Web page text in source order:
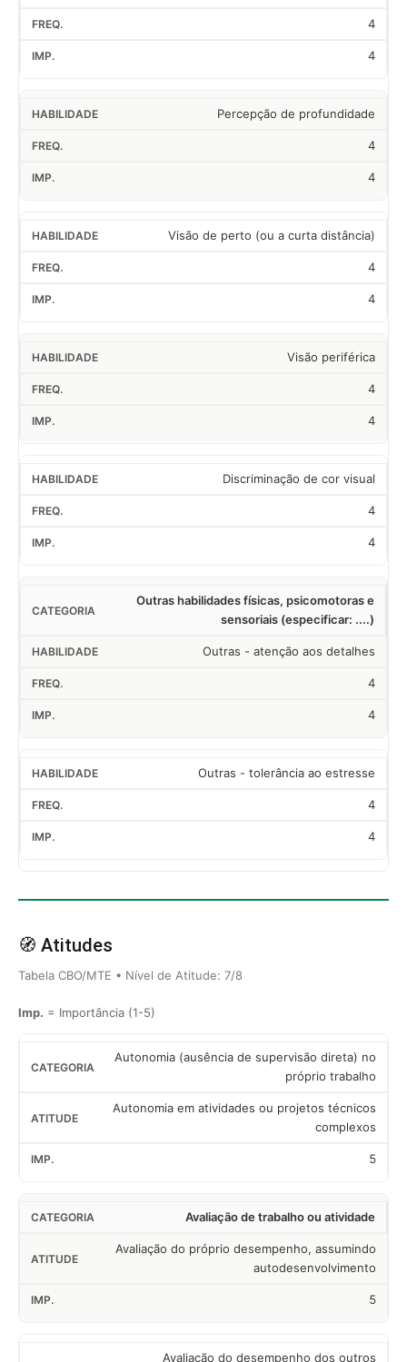
4
4
Percepção de profundidade
4
4
Visão de perto (ou a curta distância)
4
4
Visão periférica
4
4
Discriminação de cor visual
4
4
Outras habilidades físicas, psicomotoras e
sensoriais (especificar: ....)
Outras - atenção aos detalhes
4
4
Outras - tolerância ao estresse
4
4
🧭 Atitudes
Tabela CBO/MTE • Nível de Atitude: 7/8
Imp. = Importância (1-5)
Autonomia (ausência de supervisão direta) no
próprio trabalho
Autonomia em atividades ou projetos técnicos
complexos
5
Avaliação de trabalho ou atividade
Avaliação do próprio desempenho, assumindo
autodesenvolvimento
5
Avaliação do desempenho dos outros